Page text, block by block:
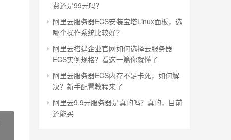
费还是99元吗？
阿里云服务器ECS安装宝塔Linux面板，选
哪个操作系统比较好？
阿里云搭建企业官网如何选择云服务器
ECS实例规格？看这一篇你就懂了
阿里云服务器ECS内存不足卡死，如何解
决？新手配置教程来了
阿里云9.9元服务器是真的吗？真的，目前
还能买